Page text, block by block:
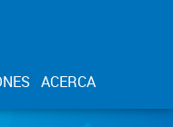
ACERCA